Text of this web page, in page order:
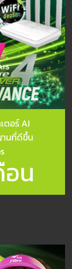
ตอร์ AI
นที่ดีขึ้น
น